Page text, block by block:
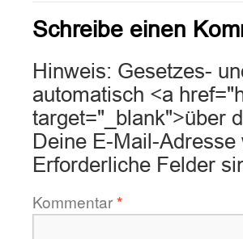
Schreibe einen
Hinweis: Gesetzes-
automatisch <a
target="_blank">über
Deine E-Mail-
Erforderliche Felder
Kommentar*